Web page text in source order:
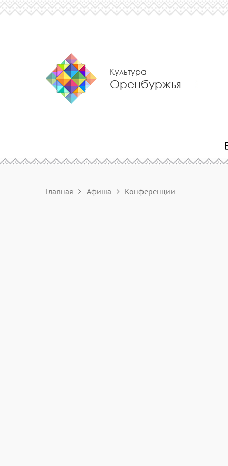
Культура
Оренбуржья
Главная Афиша Конференции